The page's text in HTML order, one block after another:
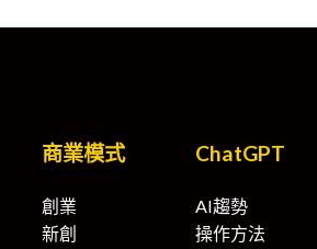
商業模式
創業
新創
ChatGPT
AI趨勢
操作方法